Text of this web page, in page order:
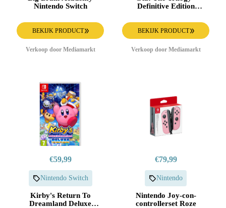
Nintendo Switch
BEKIJK PRODUCT
Verkoop door Mediamarkt
Definitive Edition
BEKIJK PRODUCT
Verkoop door Mediamarkt
€59,99
Nintendo Switch
Kirby's Return To
Dreamland Deluxe
€79,99
Nintendo
Nintendo Joy-con-
controllerset Roze